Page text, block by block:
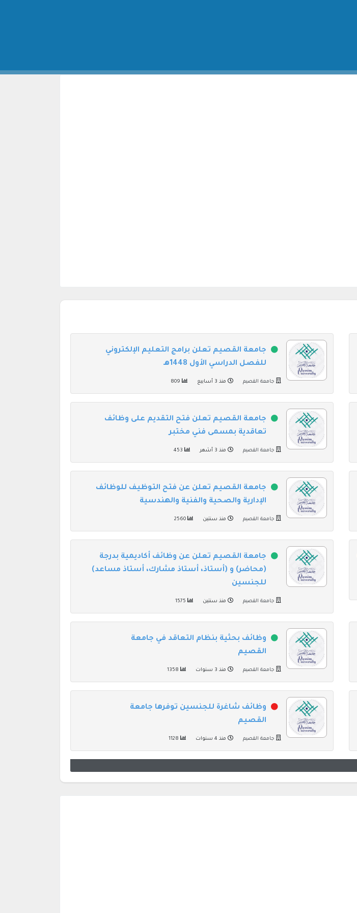
جامعة القصيم تعلن برامج التعليم الإلكتروني
للفصل الدراسي الأول 1448هـ
جامعة القصيم منذ 3 أسابيع
جامعة القصيم تعلن فتح التقديم على وظائف
تعاقدية بمسمى فني مختبر
جامعة القصيم منذ 3 أشهر
جامعة القصيم تعلن عن فتح التوظيف للوظائف
الإدارية والصحية والفنية والهندسية
جامعة القصيم منذ سنتين 2560
جامعة القصيم تعلن عن وظائف أكاديمية بدرجة
(محاضر) و (أستاذ، أستاذ مشارك، أستاذ مساعد)
للجنسين
جامعة القصيم منذ سنتين
وظائف بحثية بنظام التعاقد في جامعة
القصيم
جامعة القصيم منذ 3 سنوات
وظائف شاغرة للجنسين توفرها جامعة
القصيم
جامعة القصيم منذ 4 سنوات